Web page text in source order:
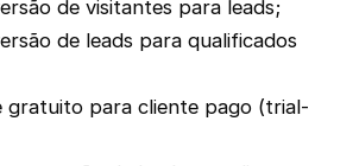
de visitantes para leads;
de leads para qualificados
gratuito para cliente pago (trial-